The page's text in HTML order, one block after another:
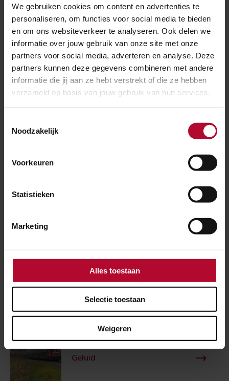
We gebruiken cookies om content en advertenties te
personaliseren, om functies voor social media te bieden
en om ons websiteverkeer te analyseren. Ook delen we
informatie over jouw gebruik van onze site met onze
partners voor social media, adverteren en analyse. Deze
partners kunnen deze gegevens combineren met andere
informatie die jij aan ze hebt verstrekt of die ze hebben
verzameld op basis van jouw gebruik van hun services.
Noodzakelijk
Voorkeuren
Statistieken
Marketing
Alles toestaan
Selectie toestaan
Weigeren
Ik ontvang geen e-mails. Hoe kan dit?
Hoe ver woon ik eigenlijk van het spoor?
Mijn gegevens zijn al bekend bij ProRail. Hoe
Misschien vind je dit ook
Geluid